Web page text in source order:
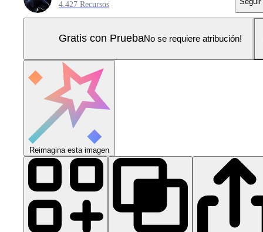
4.427 Recursos
Gratis con PruebaNo se requiere atribución!
Reimagina esta imagen